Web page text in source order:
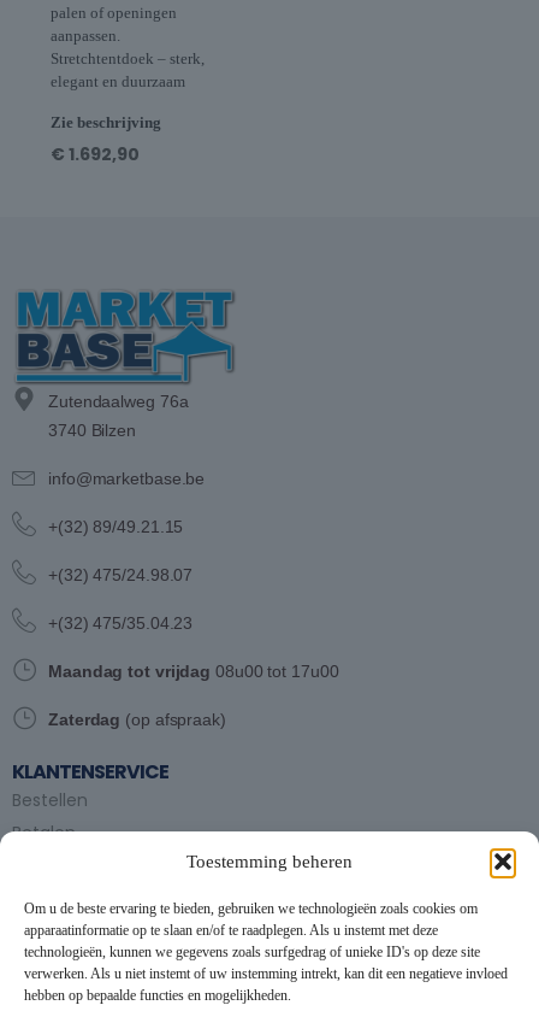
Toestemming beheren
Om u de beste ervaring te bieden, gebruiken we technologieën zoals cookies om
apparaatinformatie op te slaan en/of te raadplegen. Als u instemt met deze
technologieën, kunnen we gegevens zoals surfgedrag of unieke ID's op deze site
verwerken. Als u niet instemt of uw instemming intrekt, kan dit een negatieve invloed
hebben op bepaalde functies en mogelijkheden.
palen of openingen
aanpassen.
Stretchtentdoek – sterk,
elegant en duurzaam
Zie beschrijving
€ 1.692,90
Zutendaalweg 76a
3740 Bilzen
info@marketbase.be
+(32) 89/49.21.15
+(32) 475/24.98.07
+(32) 475/35.04.23
Maandag tot vrijdag 08u00 tot 17u00
Zaterdag (op afspraak)
KLANTENSERVICE
Bestellen
Betalen
Partytent huren
Handleiding partytenten
VOORWAARDEN